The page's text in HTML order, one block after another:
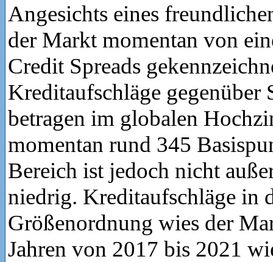
Angesichts eines
der Markt momentan von
Credit Spreads
Kreditaufschläge gegenüber
betragen im globalen
momentan rund 345
Bereich ist jedoch nicht
niedrig. Kreditaufschläge in
Größenordnung wies der
Jahren von 2017 bis 2021